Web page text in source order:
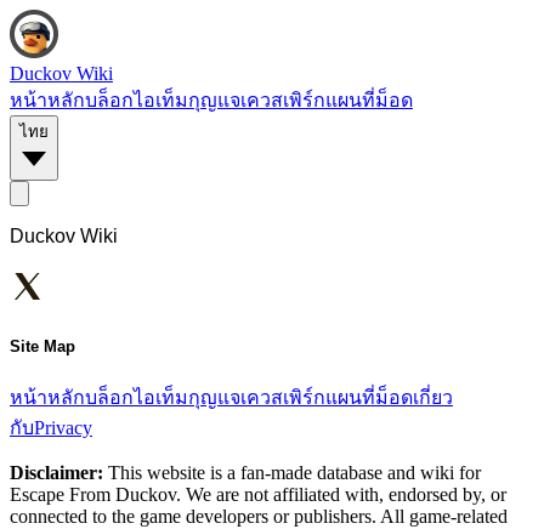
Duckov Wiki
หน้าหลักบล็อกไอเท็มกุญแจเควสเพิร์กแผนที่ม็อด
ไทย
Duckov Wiki
Site Map
หน้าหลักบล็อกไอเท็มกุญแจเควสเพิร์กแผนที่ม็อดเกี่ยว
กับPrivacy
Disclaimer: This website is a fan-made database and wiki for
Escape From Duckov. We are not affiliated with, endorsed by, or
connected to the game developers or publishers. All game-related